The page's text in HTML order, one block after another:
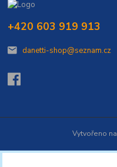
+420 603 919 913
danetti-shop@seznam.cz
Vytvořeno na